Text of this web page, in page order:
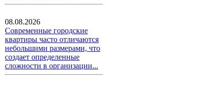
08.08.2026
Современные городские
квартиры часто отличаются
небольшими размерами, что
создает определенные
сложности в организации...